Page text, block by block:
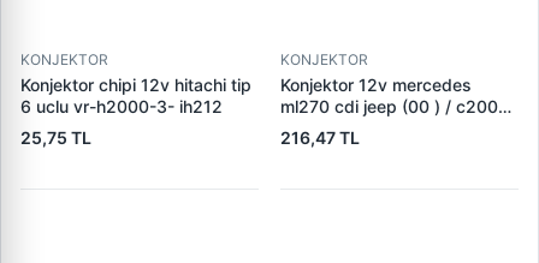
KONJEKTOR
Konjektor chipi 12v hitachi tip
6 uclu vr-h2000-3- ih212
25,75 TL
KONJEKTOR
Konjektor 12v mercedes
ml270 cdi jeep (00 ) / c200
c220cdi (su sogutmali alt,)
(vr b257) 235528
216,47 TL